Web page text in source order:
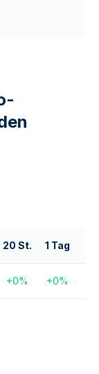
20 St. 1 Tag
+0% +0%